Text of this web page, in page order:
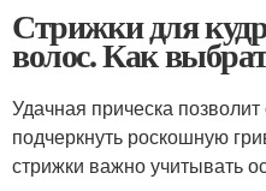
Стрижки для
волос. Как
Удачная прическа
подчеркнуть роскошную
стрижки важно учитывать